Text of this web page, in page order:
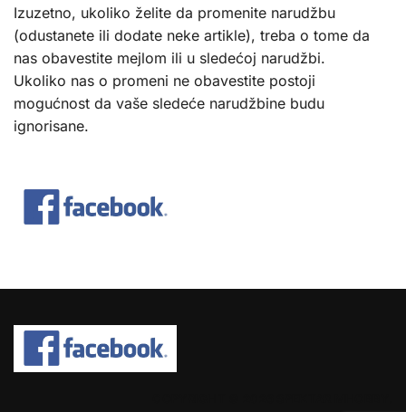
Izuzetno, ukoliko želite da promenite narudžbu
(odustanete ili dodate neke artikle), treba o tome da
nas obavestite mejlom ili u sledećoj narudžbi.
Ukoliko nas o promeni ne obavestite postoji
mogućnost da vaše sledeće narudžbine budu
ignorisane.